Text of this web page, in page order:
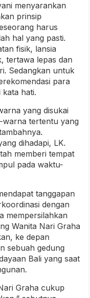
menyarankan
prinsip
harus
hal yang pasti.
fisik, lansia
tertawa lepas dan
Sedangkan untuk
para
kata hati.
yang disukai
warna tertentu yang
dihadapi, LK.
memberi tempat
pada waktu-
tanggapan
dengan
mempersilahkan
Wanita Nari Graha
ke depan
sebuah gedung
Bali yang saat
Graha cukup